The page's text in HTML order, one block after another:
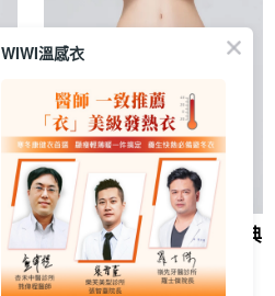
WIWI溫感衣